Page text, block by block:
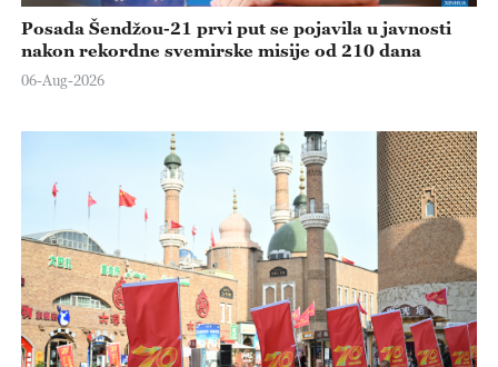
Posada Šendžou-21 prvi put se pojavila u javnosti
nakon rekordne svemirske misije od 210 dana
06-Aug-2026